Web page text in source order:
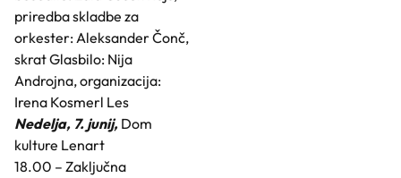
priredba skladbe za
orkester: Aleksander Čonč,
skrat Glasbilo: Nija
Androjna, organizacija:
Irena Kosmerl Les
Nedelja, 7. junij, Dom
kulture Lenart
18.00 – Zaključna